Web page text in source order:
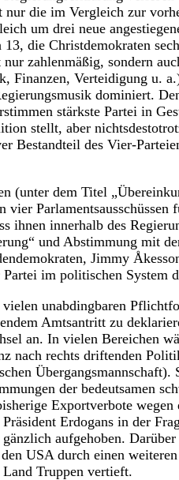
nur die im Vergleich zur
um drei neue
die Christdemokraten
zahlenmäßig, sondern
Verteidigung u.
dominiert.
stärkste Partei in
stellt, aber
Bestandteil des Vier-
(unter dem Titel
Parlamentsausschüssen
ihnen innerhalb des
und Abstimmung mit
Jimmy
im politischen System
unabdingbaren
Amtsantritt zu
an. In vielen Bereichen
nach rechts driftenden
Übergangsmannschaft).
der bedeutsamen
Exportverbote wegen
Erdogans in der
aufgehoben.
USA durch einen
Truppen vertieft.